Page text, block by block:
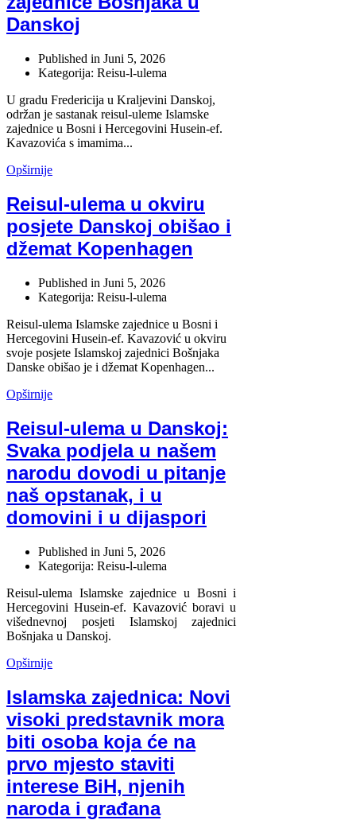
Danskoj
Published in Juni 5, 2026
Kategorija: Reisu-l-ulema
U gradu Fredericija u Kraljevini Danskoj,
održan je sastanak reisul-uleme Islamske
zajednice u Bosni i Hercegovini Husein-ef.
Kavazovića s imamima...
Opširnije
Reisul-ulema u okviru
posjete Danskoj obišao i
džemat Kopenhagen
Published in Juni 5, 2026
Kategorija: Reisu-l-ulema
Reisul-ulema Islamske zajednice u Bosni i
Hercegovini Husein-ef. Kavazović u okviru
svoje posjete Islamskoj zajednici Bošnjaka
Danske obišao je i džemat Kopenhagen...
Opširnije
Reisul-ulema u Danskoj:
Svaka podjela u našem
narodu dovodi u pitanje
naš opstanak, i u
domovini i u dijaspori
Published in Juni 5, 2026
Kategorija: Reisu-l-ulema
Reisul-ulema Islamske zajednice u Bosni i
Hercegovini Husein-ef. Kavazović boravi u
višednevnoj posjeti Islamskoj zajednici
Bošnjaka u Danskoj.
Opširnije
Islamska zajednica: Novi
visoki predstavnik mora
biti osoba koja će na
prvo mjesto staviti
interese BiH, njenih
naroda i građana